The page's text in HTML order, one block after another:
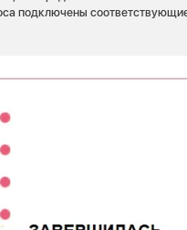
подключены